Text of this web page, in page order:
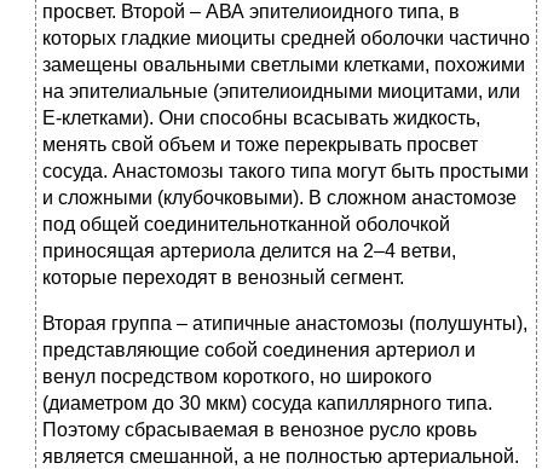
просвет. Второй – АВА эпителиоидного типа, в
которых гладкие миоциты средней оболочки частично
замещены овальными светлыми клетками, похожими
на эпителиальные (эпителиоидными миоцитами, или
Е-клетками). Они способны всасывать жидкость,
менять свой объем и тоже перекрывать просвет
сосуда. Анастомозы такого типа могут быть простыми
и сложными (клубочковыми). В сложном анастомозе
под общей соединительнотканной оболочкой
приносящая артериола делится на 2–4 ветви,
которые переходят в венозный сегмент.
Вторая группа – атипичные анастомозы (полушунты),
представляющие собой соединения артериол и
венул посредством короткого, но широкого
(диаметром до 30 мкм) сосуда капиллярного типа.
Поэтому сбрасываемая в венозное русло кровь
является смешанной, а не полностью артериальной.